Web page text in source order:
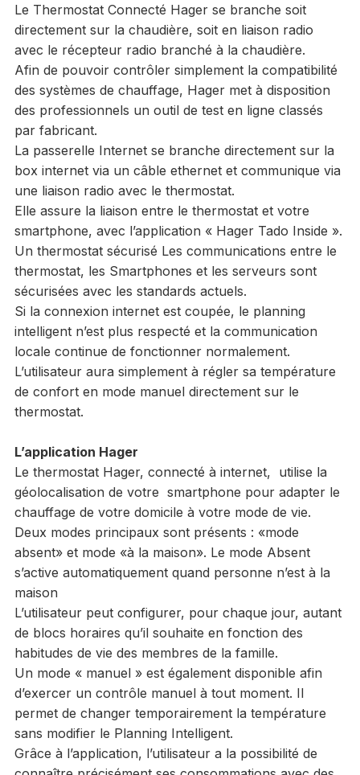
Le Thermostat Connecté Hager se branche soit
directement sur la chaudière, soit en liaison radio
avec le récepteur radio branché à la chaudière.
Afin de pouvoir contrôler simplement la compatibilité
des systèmes de chauffage, Hager met à disposition
des professionnels un outil de test en ligne classés
par fabricant.
La passerelle Internet se branche directement sur la
box internet via un câble ethernet et communique via
une liaison radio avec le thermostat.
Elle assure la liaison entre le thermostat et votre
smartphone, avec l’application « Hager Tado Inside ».
Un thermostat sécurisé Les communications entre le
thermostat, les Smartphones et les serveurs sont
sécurisées avec les standards actuels.
Si la connexion internet est coupée, le planning
intelligent n’est plus respecté et la communication
locale continue de fonctionner normalement.
L’utilisateur aura simplement à régler sa température
de confort en mode manuel directement sur le
thermostat.
L’application Hager
Le thermostat Hager, connecté à internet, utilise la
géolocalisation de votre smartphone pour adapter le
chauffage de votre domicile à votre mode de vie.
Deux modes principaux sont présents : «mode
absent» et mode «à la maison». Le mode Absent
s’active automatiquement quand personne n’est à la
maison
L’utilisateur peut configurer, pour chaque jour, autant
de blocs horaires qu’il souhaite en fonction des
habitudes de vie des membres de la famille.
Un mode « manuel » est également disponible afin
d’exercer un contrôle manuel à tout moment. Il
permet de changer temporairement la température
sans modifier le Planning Intelligent.
Grâce à l’application, l’utilisateur a la possibilité de